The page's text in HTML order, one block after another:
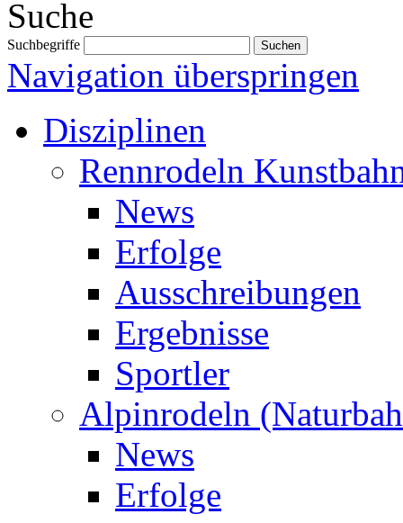
Suche
Suchbegriffe
Navigation überspringen
Disziplinen
Rennrodeln
News
Erfolge
Ausschreibungen
Ergebnisse
Sportler
Alpinrodeln
News
Erfolge